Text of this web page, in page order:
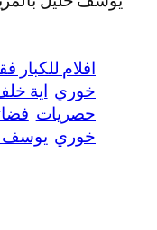
افلام للكبار
خوري اية
حصريات
خوري يوسف